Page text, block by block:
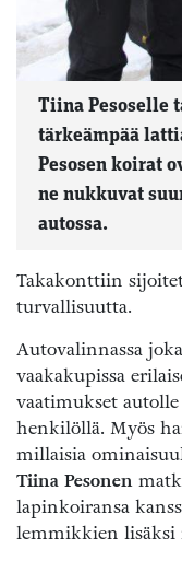
Tiina Pesoselle
tärkeämpää
Pesosen koirat
ne nukkuvat
autossa.
Takakonttiin
turvallisuutta.
Autovalinnassa
vaakakupissa
vaatimukset
henkilöllä. Myös
millaisia
Tiina Pesonen
lapinkoiransa
lemmikkien lisäksi